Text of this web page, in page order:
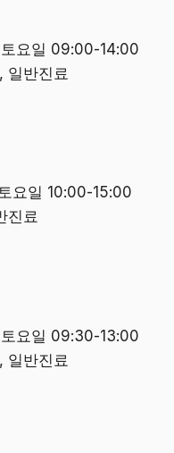
요일 09:00-14:00
일반진료
요일 10:00-15:00
진료
요일 09:30-13:00
일반진료